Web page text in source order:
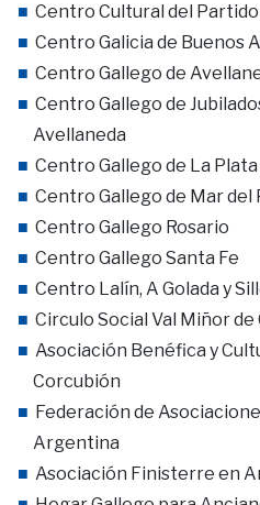
Centro Cultural del Partido
Centro Galicia de Buenos
Centro Gallego de
Centro Gallego de
Avellaneda
Centro Gallego de La Plata
Centro Gallego de Mar del
Centro Gallego Rosario
Centro Gallego Santa Fe
Centro Lalín, A Golada y
Circulo Social Val Miñor
Asociación Benéfica y
Corcubión
Federación de
Argentina
Asociación Finisterre en